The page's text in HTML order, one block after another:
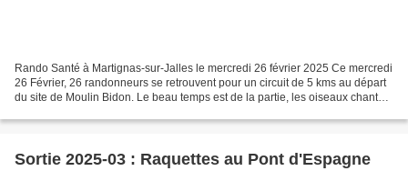
Rando Santé à Martignas-sur-Jalles le mercredi 26 février 2025 Ce mercredi
26 Février, 26 randonneurs se retrouvent pour un circuit de 5 kms au départ
du site de Moulin Bidon. Le beau temps est de la partie, les oiseaux chantent
Sortie 2025-03 : Raquettes au Pont d'Espagne